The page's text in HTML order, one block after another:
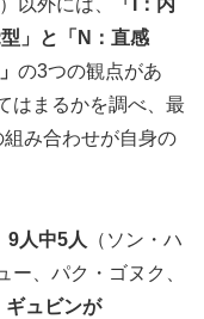
以外には、
「I：内
型」と「N：直感
の3つの観点があ
はまるかを調べ、最
み合わせが自身の
9人中5人
（ソン・ハ
ー、パク・ゴヌク、
ギュビンが